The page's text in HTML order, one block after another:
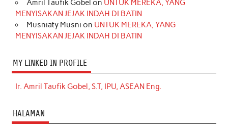
Amril Taufik Gobel on UNTUK MEREKA, YANG
MENYISAKAN JEJAK INDAH DI BATIN
Musniaty Musni on UNTUK MEREKA, YANG
MENYISAKAN JEJAK INDAH DI BATIN
MY LINKED IN PROFILE
Ir. Amril Taufik Gobel, S.T, IPU, ASEAN Eng.
HALAMAN